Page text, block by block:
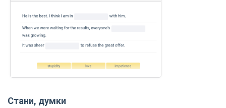
Стани, думки